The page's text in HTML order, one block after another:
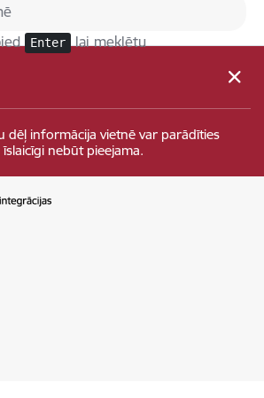
Enter lai meklētu
dēļ informācija vietnē var parādīties
nebūt pieejama.